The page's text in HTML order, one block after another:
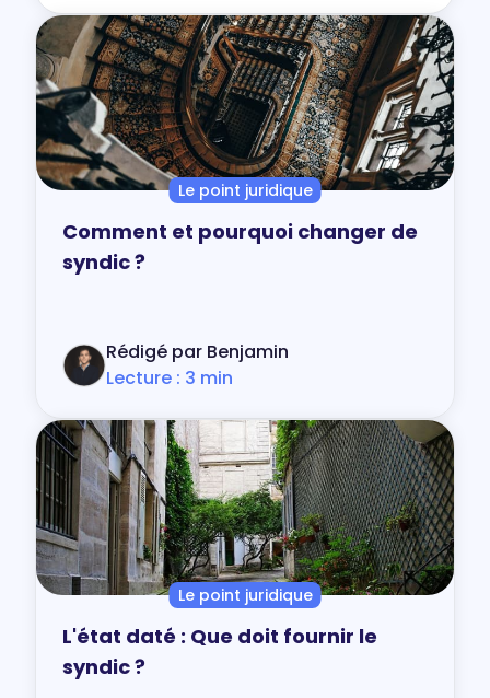
Le point juridique
Comment et pourquoi changer de
syndic ?
Rédigé par Benjamin
Lecture : 3 min
Le point juridique
L'état daté : Que doit fournir le
syndic ?